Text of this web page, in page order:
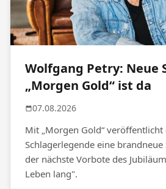
Wolfgang Petry: Neue
„Morgen Gold“ ist da
07.08.2026
Mit „Morgen Gold“ veröffentlicht
Schlagerlegende eine
der nächste Vorbote des
Leben lang".